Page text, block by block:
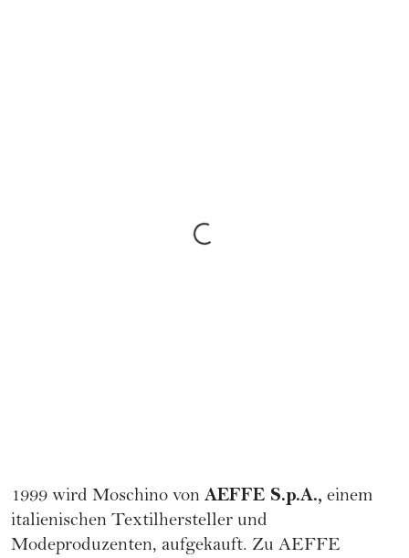
1999 wird Moschino von AEFFE S.p.A., einem
italienischen Textilhersteller und
Modeproduzenten, aufgekauft. Zu AEFFE